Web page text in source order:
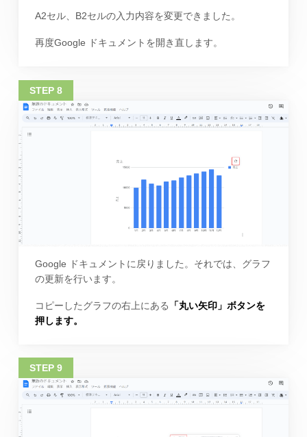
A2セル、B2セルの入力内容を変更できました。
再度Google ドキュメントを開き直します。
Google ドキュメントに戻りました。それでは、グラフ
の更新を行います。
コピーしたグラフの右上にある 「丸い矢印」ボタンを
押します。